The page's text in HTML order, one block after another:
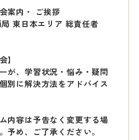
案内・ ご挨拶
東日本エリア 総責任者
】
が、学習状況・悩み・疑問
別に解決方法をアドバイス
内容は予告なく変更する場
予め、ご了承ください。